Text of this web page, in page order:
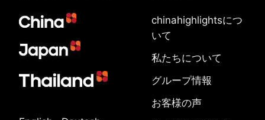
chinahighlightsにつ
いて
私たちについて
グループ情報
お客様の声